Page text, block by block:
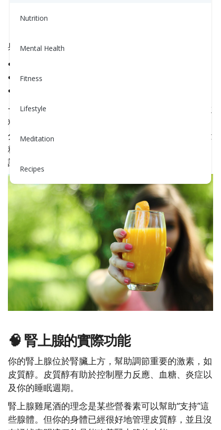
Nutrition
Mental Health
Fitness
Lifestyle
Meditation
Recipes
🧃 皮質醇雞尾酒的成分
典型的配方包括：
椰子水，提供鉀
一些版本還加入如鎂粉或氣泡水等成分。儘管這些飲
料對大多數人來說通常是安全的，也有助於補充水
分，但專家警告說，過於頻繁地飲用可能會導致過量
糖分，特別是如果你在控制血糖或努力減少炎症的
話。
🧠 腎上腺的實際功能
你的腎上腺位於腎臟上方，幫助調節重要的激素，如
皮質醇。皮質醇有助於控制壓力反應、血糖、炎症以
及你的睡眠週期。
腎上腺雞尾酒的理念是某些營養素可以幫助“支持”這
些腺體。但你的身體已經很好地管理皮質醇，並且沒